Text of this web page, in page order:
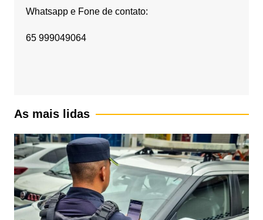
Whatsapp e Fone de contato:
65 999049064
As mais lidas